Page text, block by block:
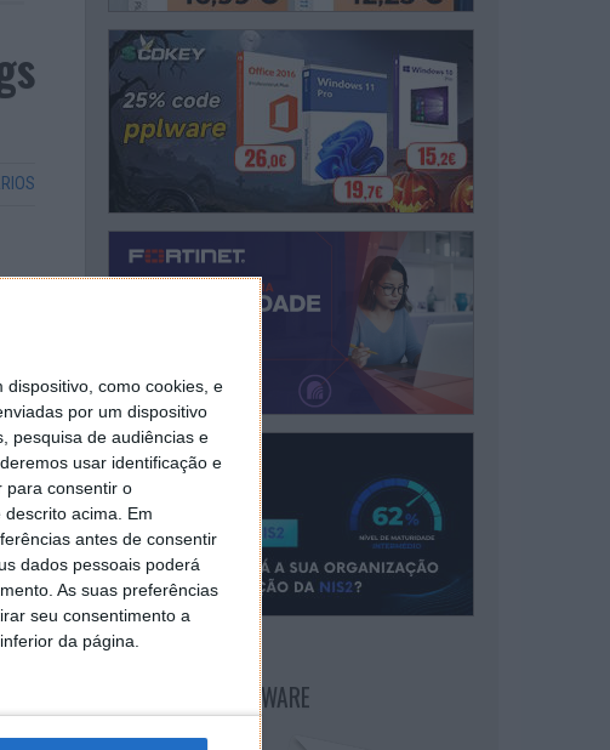
como cookies, e
por um dispositivo
pesquisa de audiências e
usar identificação e
para consentir o
acima. Em
antes de consentir
dados pessoais poderá
As suas preferências
seu consentimento a
da página.
NEWSLETTER PPLWARE